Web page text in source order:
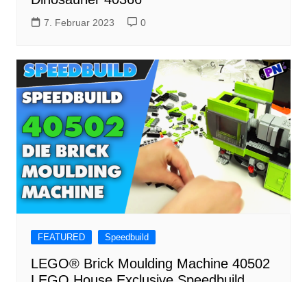
7. Februar 2023 0
FEATURED Speedbuild
LEGO® Brick Moulding Machine 40502